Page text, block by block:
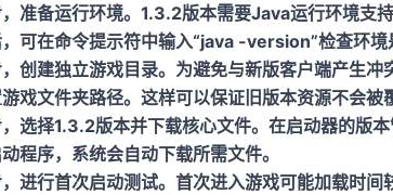
准备运行环境。1.3.2版本需要Java运行环境支
可在命令提示符中输入“java -version”检查环境
创建独立游戏目录。为避免与新版客户端产生
戏文件夹路径。这样可以保证旧版本资源不会被
选择1.3.2版本并下载核心文件。在启动器的版
程序，系统会自动下载所需文件。
进行首次启动测试。首次进入游戏可能加载时间